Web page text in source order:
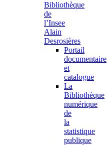
Bibliothèque
de
l’Insee
Alain
Desrosières
Portail
documentaire
et
catalogue
La
Bibliothèque
numérique
de
la
statistique
publique